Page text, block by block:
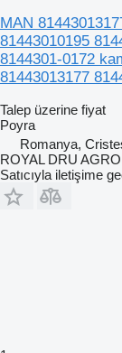
MAN
81443010195
8144301-0172
81443013177
Talep üzerine fiyat
Poyra
Romanya,
ROYAL DRU
Satıcıyla iletişime